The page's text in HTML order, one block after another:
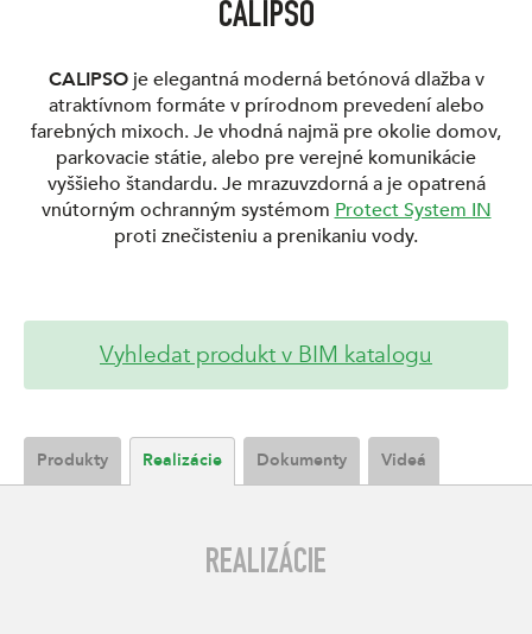
CALIPSO
CALIPSOje elegantná moderná betónová dlažba v
atraktívnom formáte v prírodnom prevedení alebo
farebných mixoch. Je vhodná najmä pre okolie domov,
parkovacie státie, alebo pre verejné komunikácie
vyššieho štandardu. Je mrazuvzdorná a je opatrená
vnútorným ochranným systémom Protect System IN
proti znečisteniu a prenikaniu vody.
Vyhledat produkt v BIM katalogu
Produkty Realizácie Dokumenty Videá
REALIZÁCIE